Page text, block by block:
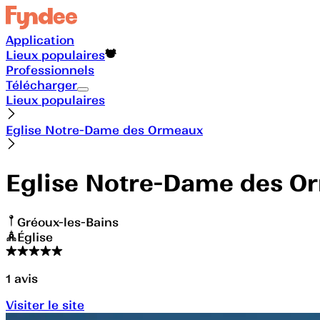
Application
Lieux populaires
Professionnels
Télécharger
Lieux populaires
Eglise Notre-Dame des Ormeaux
Eglise Notre-Dame des
Gréoux-les-Bains
Église
1 avis
Visiter le site